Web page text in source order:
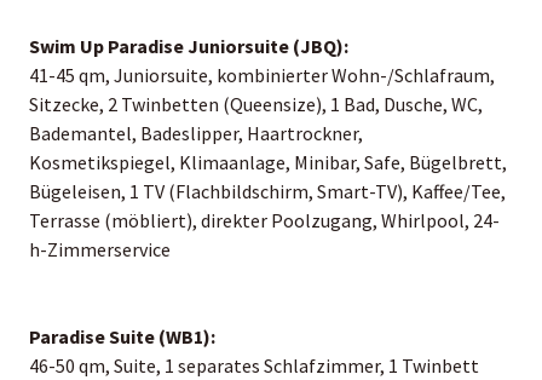
Swim Up Paradise Juniorsuite (JBQ):
41-45 qm, Juniorsuite, kombinierter Wohn-/Schlafraum,
Sitzecke, 2 Twinbetten (Queensize), 1 Bad, Dusche, WC,
Bademantel, Badeslipper, Haartrockner,
Kosmetikspiegel, Klimaanlage, Minibar, Safe, Bügelbrett,
Bügeleisen, 1 TV (Flachbildschirm, Smart-TV), Kaffee/Tee,
Terrasse (möbliert), direkter Poolzugang, Whirlpool, 24-
h-Zimmerservice
Paradise Suite (WB1):
46-50 qm, Suite, 1 separates Schlafzimmer, 1 Twinbett